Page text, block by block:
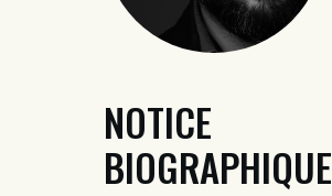
NOTICE
BIOGRAPHIQUE